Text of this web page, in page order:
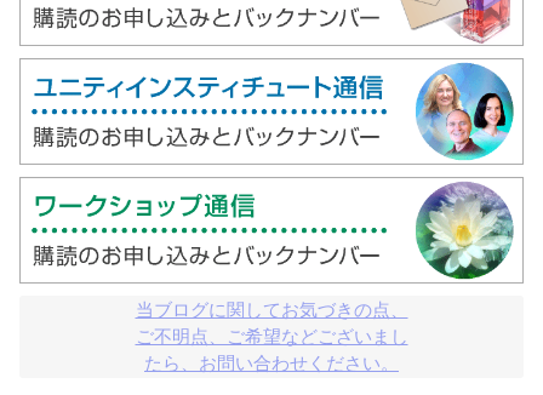
当ブログに関してお気づきの点、
ご不明点、ご希望などございまし
たら、お問い合わせください。